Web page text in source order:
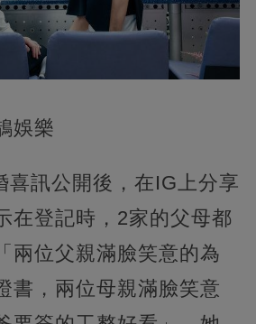
娛樂
喜訊公開後，在IG上分享
在登記時，2家的父母都
兩位父親滿臉笑意的為
書，兩位母親滿臉笑意